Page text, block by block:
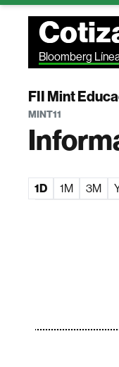
Bloomberg
FII Mint
MINT11
1D 1M 3M